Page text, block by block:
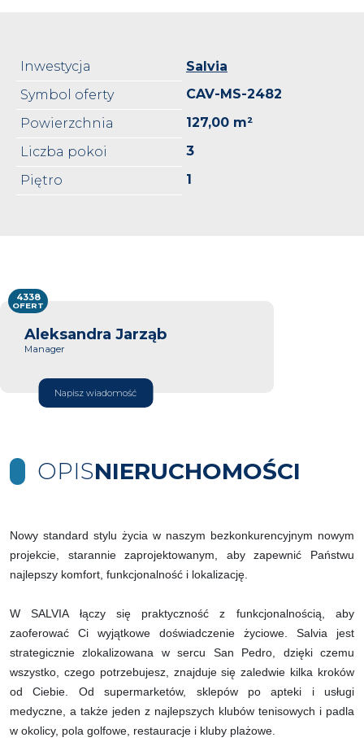
Inwestycja
Salvia
Symbol oferty
CAV-MS-2482
Powierzchnia
127,00 m²
Liczba pokoi
3
Piętro
1
Aleksandra Jarząb
Manager
Napisz wiadomość
4338
OFERT
OPISNIERUCHOMOŚCI
Nowy standard stylu życia w naszym bezkonkurencyjnym nowym
projekcie, starannie zaprojektowanym, aby zapewnić Państwu
najlepszy komfort, funkcjonalność i lokalizację.
W SALVIA łączy się praktyczność z funkcjonalnością, aby
zaoferować Ci wyjątkowe doświadczenie życiowe. Salvia jest
strategicznie zlokalizowana w sercu San Pedro, dzięki czemu
wszystko, czego potrzebujesz, znajduje się zaledwie kilka kroków
od Ciebie. Od supermarketów, sklepów po apteki i usługi
medyczne, a także jeden z najlepszych klubów tenisowych i padla
w okolicy, pola golfowe, restauracje i kluby plażowe.